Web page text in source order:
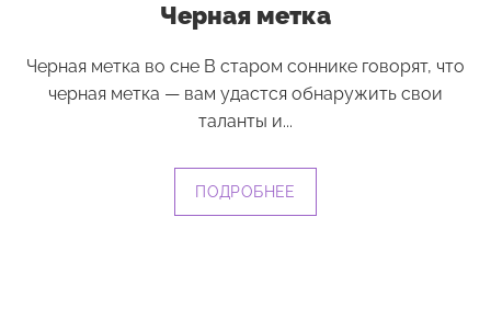
Черная метка
Черная метка во сне В старом соннике говорят, что
черная метка — вам удастся обнаружить свои
таланты и...
ПОДРОБНЕЕ